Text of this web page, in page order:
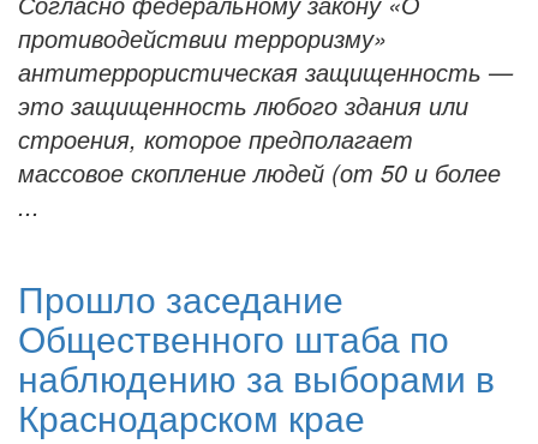
противодействии терроризму»
антитеррористическая защищенность —
это защищенность любого здания или
строения, которое предполагает
массовое скопление людей (от 50 и более
...
Прошло заседание
Общественного штаба по
наблюдению за выборами в
Краснодарском крае